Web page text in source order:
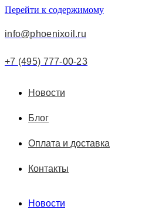
Перейти к содержимому
info@phoenixoil.ru
+7 (495) 777-00-23
Новости
Блог
Оплата и доставка
Контакты
Новости